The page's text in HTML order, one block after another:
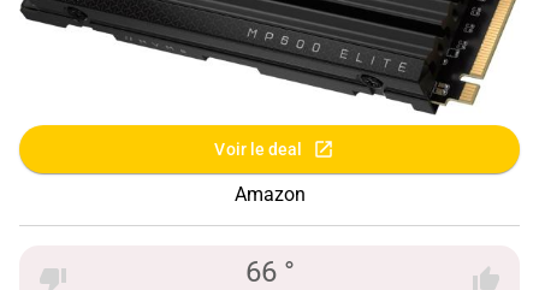
Voir le deal
Amazon
66 °